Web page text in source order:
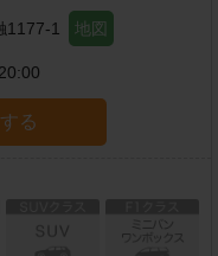
1177-1 地図
る